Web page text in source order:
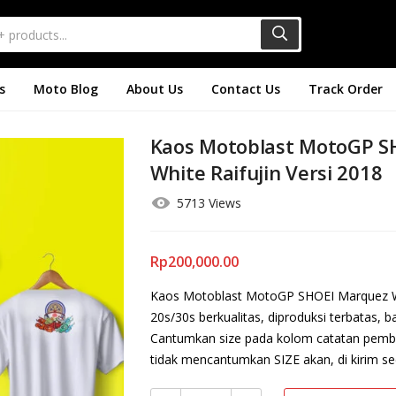
Moto Blog About Us Contact Us Track Order
Kaos Motoblast MotoGP
White Raifujin Versi 2018
5713 Views
Rp200,000.00
Kaos Motoblast MotoGP SHOEI
20s/30s berkualitas, diproduksi terbatas,
Cantumkan size pada kolom catatan
tidak mencantumkan SIZE akan, di kirim